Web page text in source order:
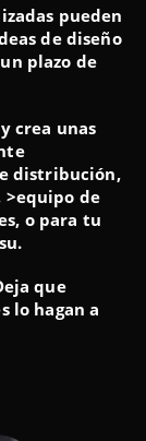
pueden
de diseño
plazo de
crea unas
distribución,
>equipo de
o para tu
que
lo hagan a